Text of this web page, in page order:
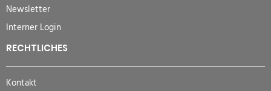
Newsletter
Interner Login
RECHTLICHES
Kontakt